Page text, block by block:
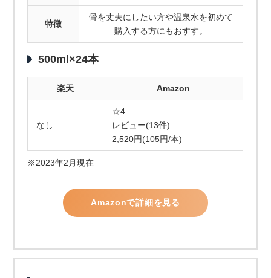
特徴
骨を丈夫にしたい方や温泉水を初めて
購入する方にもおすす。
500ml×24本
楽天 Amazon
なし
☆4
レビュー(13件)
2,520円(105円/本)
※2023年2月現在
Amazonで詳細を見る